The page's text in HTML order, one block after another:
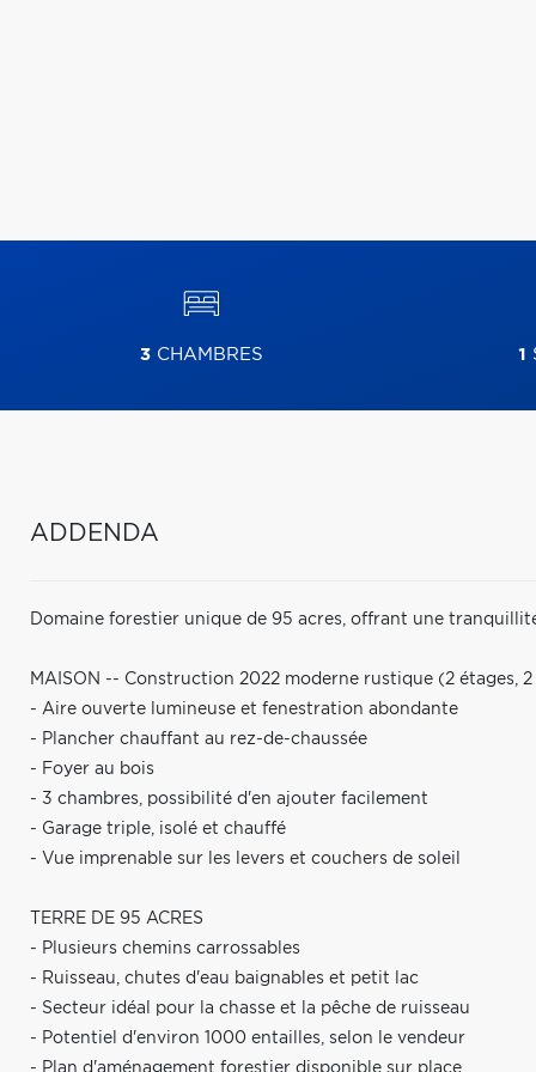
3CHAMBRES 1
ADDENDA
Domaine forestier unique de 95 acres, offrant une
MAISON -- Construction 2022 moderne rustique (2 étages, 2
- Aire ouverte lumineuse et fenestration abondante
- Plancher chauffant au rez-de-chaussée
- Foyer au bois
- 3 chambres, possibilité d'en ajouter facilement
- Garage triple, isolé et chauffé
- Vue imprenable sur les levers et couchers de soleil
TERRE DE 95 ACRES
- Plusieurs chemins carrossables
- Ruisseau, chutes d'eau baignables et petit lac
- Secteur idéal pour la chasse et la pêche de ruisseau
- Potentiel d'environ 1000 entailles, selon le vendeur
- Plan d'aménagement forestier disponible sur place